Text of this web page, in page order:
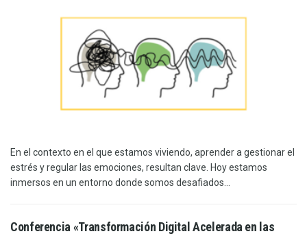
En el contexto en el que estamos viviendo, aprender a gestionar el
estrés y regular las emociones, resultan clave. Hoy estamos
inmersos en un entorno donde somos desafiados...
Conferencia «Transformación Digital Acelerada en las